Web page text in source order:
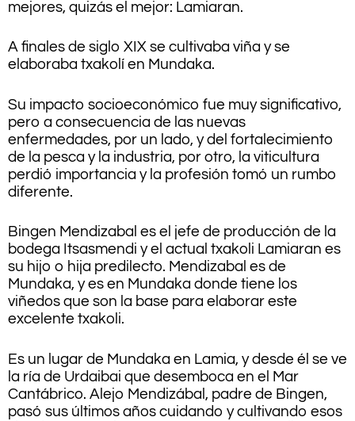
mejores, quizás el mejor: Lamiaran.
A finales de siglo XIX se cultivaba viña y se
elaboraba txakolí en Mundaka.
Su impacto socioeconómico fue muy significativo,
pero a consecuencia de las nuevas
enfermedades, por un lado, y del fortalecimiento
de la pesca y la industria, por otro, la viticultura
perdió importancia y la profesión tomó un rumbo
diferente.
Bingen Mendizabal es el jefe de producción de la
bodega Itsasmendi y el actual txakoli Lamiaran es
su hijo o hija predilecto. Mendizabal es de
Mundaka, y es en Mundaka donde tiene los
viñedos que son la base para elaborar este
excelente txakoli.
Es un lugar de Mundaka en Lamia, y desde él se ve
la ría de Urdaibai que desemboca en el Mar
Cantábrico. Alejo Mendizábal, padre de Bingen,
pasó sus últimos años cuidando y cultivando esos